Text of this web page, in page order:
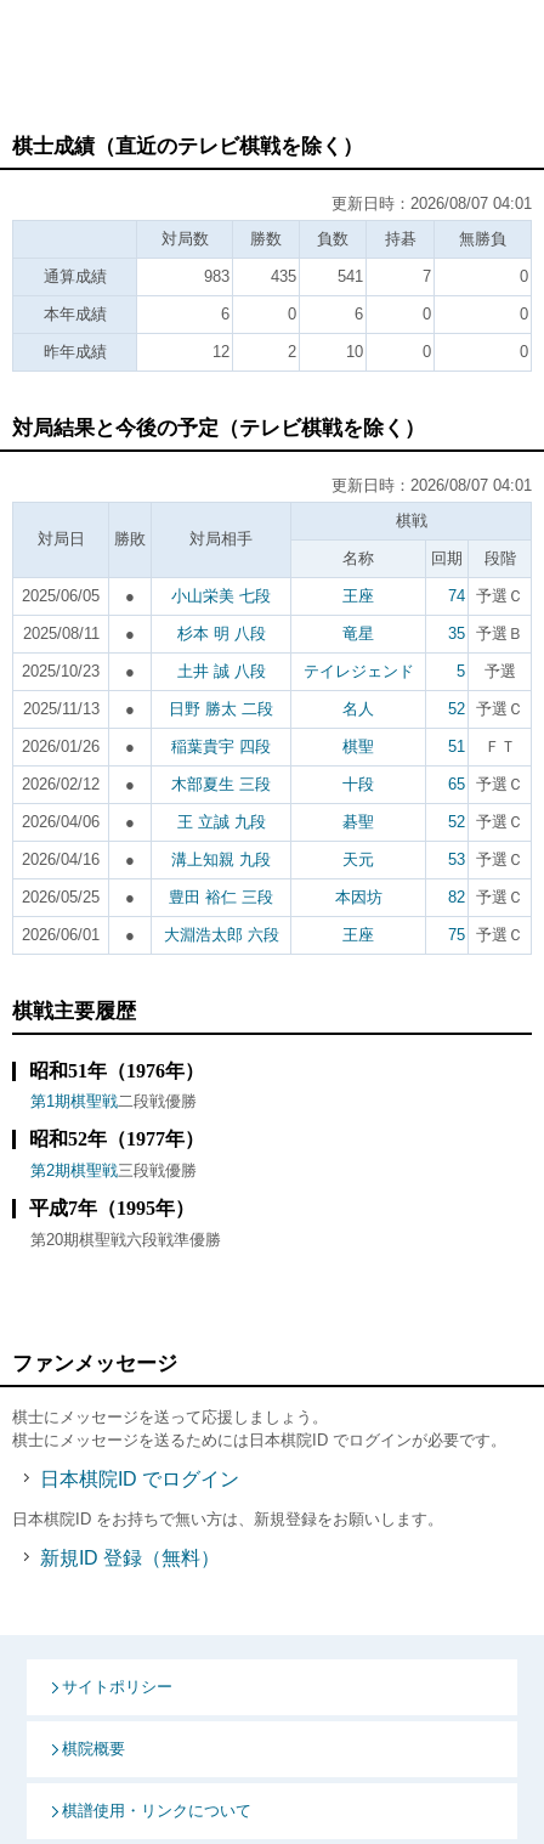
棋士成績（直近のテレビ棋戦を除く）
更新日時：2026/08/07 04:01
対局数
勝数 負数 持碁 無勝負
通算成績 983 435 541 7 0
本年成績 6 0 6 0 0
昨年成績 12 2 10 0 0
対局結果と今後の予定（テレビ棋戦を除く）
更新日時：2026/08/07 04:01
対局日 勝敗 対局相手
棋戦
名称 回期 段階
2025/06/05 ● 小山栄美 七段 王座 74 予選Ｃ
2025/08/11 ● 杉本 明 八段 竜星 35 予選Ｂ
2025/10/23 ● 土井 誠 八段 テイレジェンド 5 予選
2025/11/13 ● 日野 勝太 二段 名人 52 予選Ｃ
2026/01/26 ● 稲葉貴宇 四段 棋聖 51 ＦＴ
2026/02/12 ● 木部夏生 三段 十段 65 予選Ｃ
2026/04/06 ● 王 立誠 九段 碁聖 52 予選Ｃ
2026/04/16 ● 溝上知親 九段 天元 53 予選Ｃ
2026/05/25 ● 豊田 裕仁 三段 本因坊 82 予選Ｃ
2026/06/01 ● 大淵浩太郎 六段 王座 75 予選Ｃ
棋戦主要履歴
昭和51年（1976年）
第1期棋聖戦二段戦優勝
昭和52年（1977年）
第2期棋聖戦三段戦優勝
平成7年（1995年）
第20期棋聖戦六段戦準優勝
ファンメッセージ
棋士にメッセージを送って応援しましょう。
棋士にメッセージを送るためには日本棋院ID でログインが必要です。
日本棋院ID でログイン
日本棋院ID をお持ちで無い方は、新規登録をお願いします。
新規ID 登録（無料）
サイトポリシー
棋院概要
棋譜使用・リンクについて